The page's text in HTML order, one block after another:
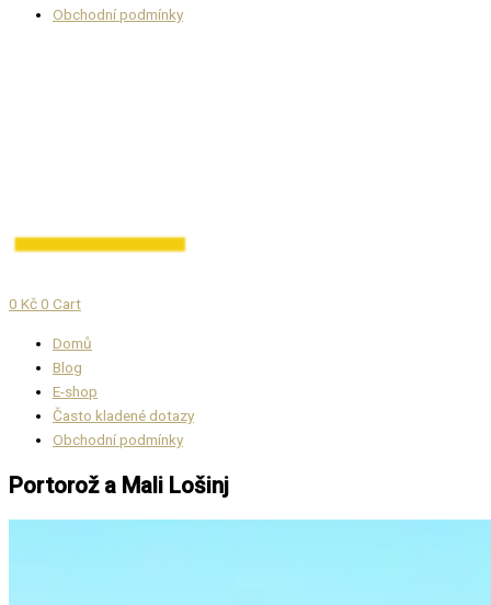
Obchodní podmínky
0 Kč0 Cart
Domů
Blog
E-shop
Často kladené dotazy
Obchodní podmínky
Portorož a Mali Lošinj